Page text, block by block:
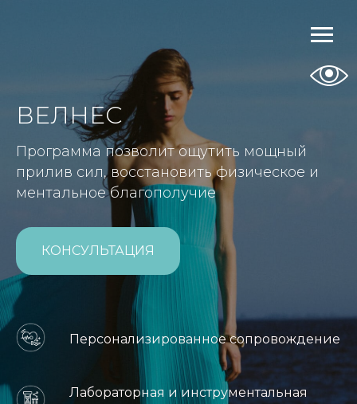
ВЕЛНЕС
Программа позволит ощутить мощный
прилив сил, восстановить физическое и
ментальное благополучие
КОНСУЛЬТАЦИЯ
Персонализированное сопровождение
Лабораторная и инструментальная